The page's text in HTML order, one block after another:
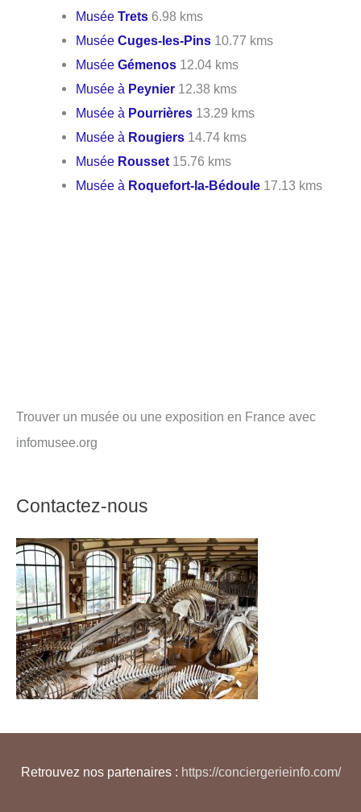
MuséeTrets 6.98 kms
MuséeCuges-les-Pins 10.77 kms
MuséeGémenos 12.04 kms
Musée à Peynier 12.38 kms
Musée à Pourrières 13.29 kms
Musée à Rougiers 14.74 kms
Musée Rousset 15.76 kms
Musée à Roquefort-la-Bédoule 17.13 kms
Trouver un musée ou une exposition en France avec
infomusee.org
Contactez-nous
Retrouvez nos partenaires : https://conciergerieinfo.com/